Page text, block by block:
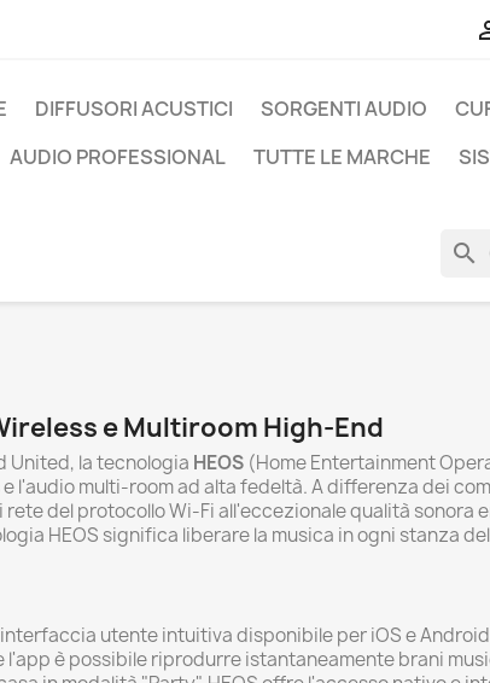
DIFFUSORI ACUSTICI SORGENTI AUDIO
AUDIO PROFESSIONAL TUTTE LE MARCHE
search
e Multiroom High-End
United, la tecnologia HEOS (Home Entertainment
multi-room ad alta fedeltà. A differenza dei
del protocollo Wi-Fi all'eccezionale qualità sonora
HEOS significa liberare la musica in ogni stanza
utente intuitiva disponibile per iOS e
è possibile riprodurre istantaneamente brani